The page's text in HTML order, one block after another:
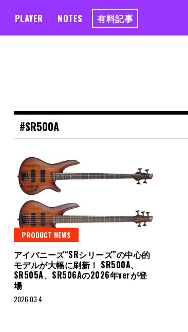
PLAYER NOTES 有料記事
#SR500A
PRODUCT NEWS
アイバニーズ“SRシリーズ”の中心的
モデルが大幅に刷新！ SR500A、
SR505A、SR506Aの2026年verが登
場
2026.03.4